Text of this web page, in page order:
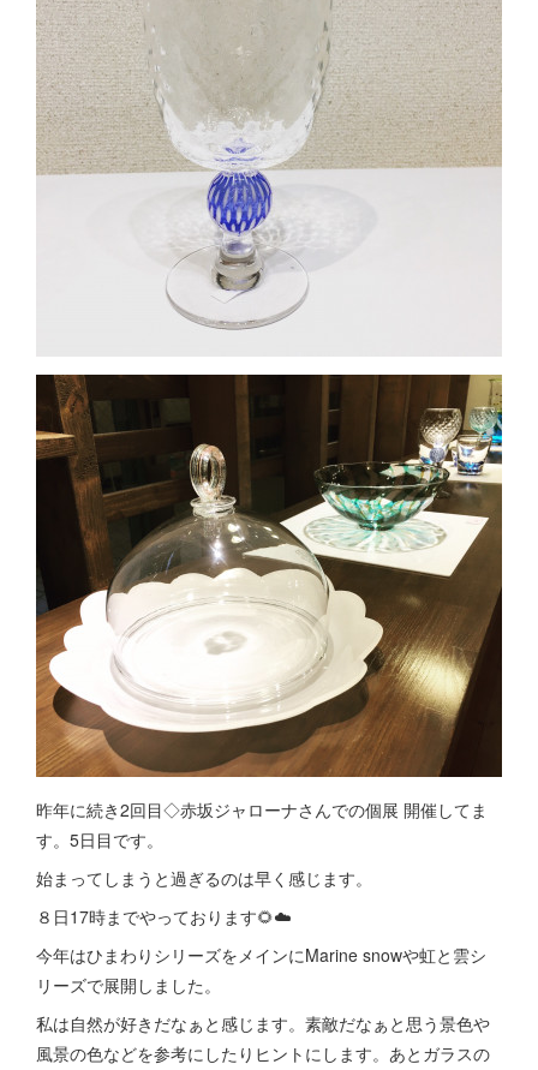
昨年に続き2回目◇赤坂ジャローナさんでの個展 開催してま
す。5日目です。
始まってしまうと過ぎるのは早く感じます。
８日17時までやっております🌻☁️
今年はひまわりシリーズをメインにMarine snowや虹と雲シ
リーズで展開しました。
私は自然が好きだなぁと感じます。素敵だなぁと思う景色や
風景の色などを参考にしたりヒントにします。あとガラスの